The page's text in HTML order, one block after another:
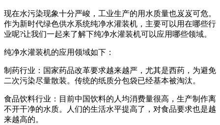
现在水污染现象十分严峻，工业生产的用水质量也岌岌可危。
作为新时代绿色供水系统纯净水灌装机，主要可以用在哪些行
业呢?让我们一起来了解下纯净水灌装机可以应用哪些领域。
纯净水灌装机的应用领域如下：
制药行业：国家药品改革要求越来越严，尤其是西药，为避免
二次污染尽量散装。传统的纸质分包袋已经基本被淘汰。
食品饮料行业：目前中国饮料的人均消费量很高，生产制作离
不开干净的水质。人们的生活水平提高了，对食品要求也是越
来越高的。